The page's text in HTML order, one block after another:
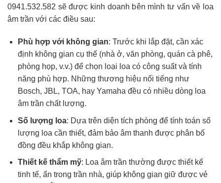
0941.532.582 sẽ được kinh doanh bên mình tư vấn về loa
âm trần với các điều sau:
Phù hợp với không gian: Trước khi lắp đặt, cần xác
định không gian cụ thể (nhà ở, văn phòng, quán cà phê,
phòng họp, v.v.) để chọn loại loa có công suất và tính
năng phù hợp. Những thương hiệu nổi tiếng như
Bosch, JBL, TOA, hay Yamaha đều có nhiều dòng loa
âm trần chất lượng.
Số lượng loa: Dựa trên diện tích phòng để tính toán số
lượng loa cần thiết, đảm bảo âm thanh được phân bố
đồng đều khắp không gian.
Thiết kế thẩm mỹ: Loa âm trần thường được thiết kế
tinh tế, ẩn trong trần nhà, giúp không gian giữ được vẻ